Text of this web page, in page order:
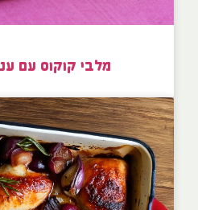
מלבי קוקוס עם